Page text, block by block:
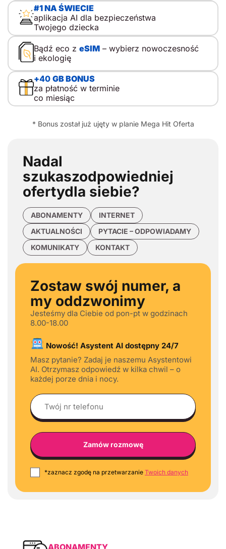
#1 NA ŚWIECIE
aplikacja AI dla bezpieczeństwa
Twojego dziecka
Bądź eco z eSIM– wybierz nowoczesność
i ekologię
+40 GB BONUS
za płatność w terminie
co miesiąc
* Bonus został już ujęty w planie Mega Hit Oferta
Nadal
szukaszodpowiedniej
ofertydla siebie?
ABONAMENTY
INTERNET
AKTUALNOŚCI
PYTACIE – ODPOWIADAMY
KOMUNIKATY
KONTAKT
Zostaw swój numer, a
my oddzwonimy
Jesteśmy dla Ciebie od pon-pt w godzinach
8.00-18.00
Nowość! Asystent AI dostępny 24/7
Masz pytanie? Zadaj je naszemu Asystentowi
AI. Otrzymasz odpowiedź w kilka chwil – o
każdej porze dnia i nocy.
*zaznacz zgodę na przetwarzanie Twoich danych
ABONAMENTY